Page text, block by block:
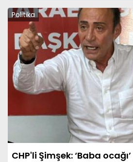
Politika
CHP'li Şimşek: ‘Baba